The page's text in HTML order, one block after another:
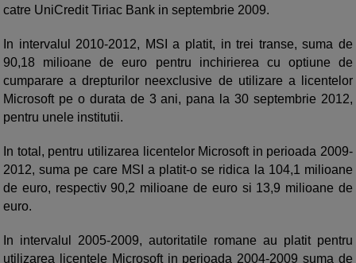
catre UniCredit Tiriac Bank in septembrie 2009.
In intervalul 2010-2012, MSI a platit, in trei transe, suma de
90,18 milioane de euro pentru inchirierea cu optiune de
cumparare a drepturilor neexclusive de utilizare a licentelor
Microsoft pe o durata de 3 ani, pana la 30 septembrie 2012,
pentru unele institutii.
In total, pentru utilizarea licentelor Microsoft in perioada 2009-
2012, suma pe care MSI a platit-o se ridica la 104,1 milioane
de euro, respectiv 90,2 milioane de euro si 13,9 milioane de
euro.
In intervalul 2005-2009, autoritatile romane au platit pentru
utilizarea licentele Microsoft in perioada 2004-2009 suma de